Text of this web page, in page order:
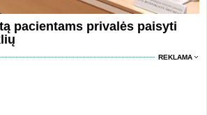
pacientams privalės paisyti
REKLAMA